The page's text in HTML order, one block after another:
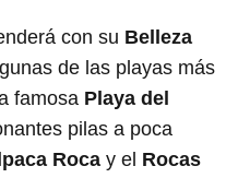
con su Belleza
de las playas más
famosa Playa del
pilas a poca
Roca y el Rocas